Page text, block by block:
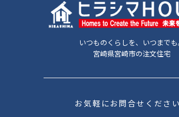
いつものくらしを、いつまでも
宮崎県宮崎市の注文住宅
お気軽にお問合せください